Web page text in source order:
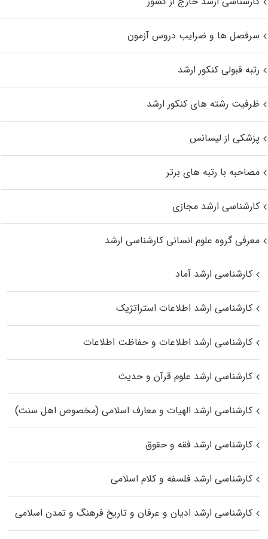
سرفصل ها و ضرایب دروس آزمون
رتبه قبولی کنکور ارشد
ظرفیت رشته های کنکور ارشد
پزشکی از لیسانس
مصاحبه با رتبه های برتر
کارشناسی ارشد مجازی
معرفی گروه علوم انسانی کارشناسی ارشد
کارشناسی ارشد آماد
کارشناسی ارشد اطلاعات استراتژیک
کارشناسی ارشد اطلاعات و حفاظت اطلاعات
کارشناسی ارشد علوم قرآن و حدیث
کارشناسی ارشد الهیات و معارف اسلامی (مخصوص اهل سنت)
کارشناسی ارشد فقه و حقوق
کارشناسی ارشد فلسفه و کلام اسلامی
کارشناسی ارشد ادیان و عرفان و تاریخ فرهنگ و تمدن اسلامی